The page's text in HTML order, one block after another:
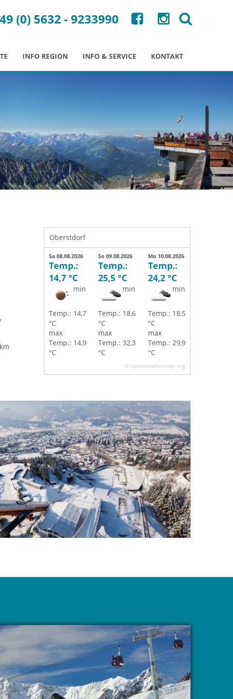
INFO REGION INFO & SERVICE KONTAKT
(0) 5632 - 9233990
Oberstdorf
Sa 08.08.2026
Temp.:
14,7 °C
min
Temp.: 14,7
°C
max
Temp.: 14,9
°C
So 09.08.2026
Temp.:
25,5 °C
min
Temp.: 18,6
°C
max
Temp.: 32,3
°C
Mo 10.08.2026
Temp.:
24,2 °C
min
Temp.: 18,5
°C
max
Temp.: 29,9
°C
© openweathermap.org